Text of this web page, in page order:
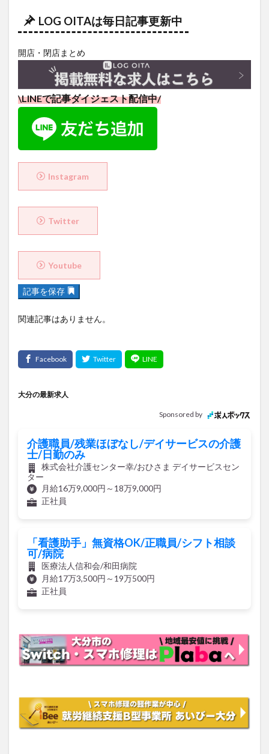
LOG OITAは毎日記事更新中
開店・閉店まとめ
\LINEで記事ダイジェスト配信中/
Instagram
Twitter
Youtube
記事を保存
関連記事はありません。
大分の最新求人
Sponsored by
介護職員/残業ほぼなし/デイサービスの介護
士/日勤のみ
株式会社介護センター幸/おひさま デイサービスセン
ター
月給16万9,000円～18万9,000円
正社員
「看護助手」無資格OK/正職員/シフト相談
可/病院
医療法人信和会/和田病院
月給17万3,500円～19万500円
正社員